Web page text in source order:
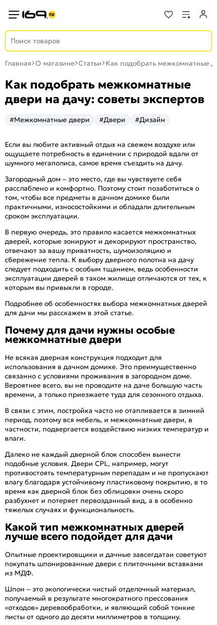
Главная О магазине Статьи Как подобрать межкомнатные
Как подобрать межкомнатные
двери на дачу: советы экспертов
#Межкомнатные двери #Двери #Дизайн
Если вы любите активный отдых на свежем воздухе или
ощущаете потребность в единении с природой вдали от
шумного мегаполиса, самое время съездить на дачу.
Загородный дом – это место, где вы чувствуете себя
расслаблено и комфортно. Поэтому стоит позаботиться о
том, чтобы все предметы в дачном домике были
практичными, износостойкими и обладали длительным
сроком эксплуатации.
В первую очередь, это правило касается межкомнатных
дверей, которые зонируют и декорируют пространство,
отвечают за вашу приватность, шумоизоляцию и
сбережение тепла. К выбору дверного полотна на дачу
следует подходить с особым тщанием, ведь особенности
эксплуатации дверей в таком жилище отличаются от тех, к
которым вы привыкли в городе.
Подробнее об особенностях выбора межкомнатных дверей
для дачи мы расскажем в этой статье.
Почему для дачи нужны особые
межкомнатные двери
Не всякая дверная конструкция подходит для
использования в дачном домике. Это преимущественно
связанно с условиями проживания в загородном доме.
Вероятнее всего, вы не проводите на даче большую часть
времени, а только приезжаете туда для сезонного отдыха.
В связи с этим, постройка часто не отапливается в зимний
период, поэтому вся мебель, и межкомнатные двери, в
частности, подвергается воздействию низких температур и
влаги.
Далеко не каждый дверной блок способен вынести
подобные условия. Двери CPL, например, могут
противостоять температурным перепадам и не пропускают
влагу благодаря устойчивому пластиковому покрытию, в то
время как дверной блок без облицовки очень скоро
разбухнет и потеряет первозданный вид, а в особенно
тяжелых случаях и функциональность.
Какой тип межкомнатных дверей
лучше всего подойдет для дачи
Опытные проектировщики и дачные завсегдатаи советуют
покупать шпонированные двери с плиточными вставками
из МДФ.
Шпон – это экологически чистый отделочный материал,
получаемый в результате многократного прессования
«отходов» деревообработки, и являющий собой тонкие
листы от одного до десяти миллиметров в толщину.